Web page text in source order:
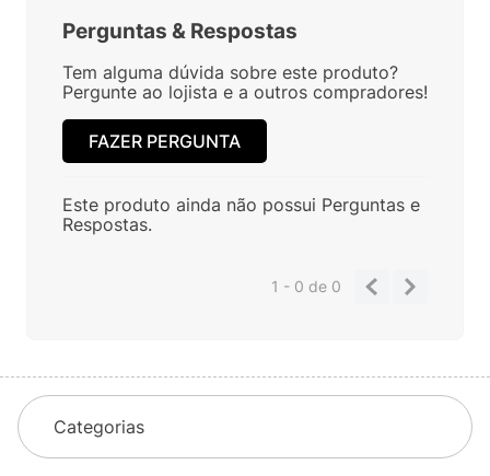
Perguntas & Respostas
Tem alguma dúvida sobre este produto?
Pergunte ao lojista e a outros compradores!
FAZER PERGUNTA
Este produto ainda não possui Perguntas e
Respostas.
1 - 0de 0
Categorias